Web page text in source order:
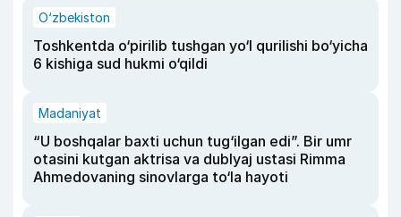
O‘zbekiston
Toshkentda o‘pirilib tushgan yo‘l qurilishi bo‘yicha
6 kishiga sud hukmi o‘qildi
Madaniyat
“U boshqalar baxti uchun tug‘ilgan edi”. Bir umr
otasini kutgan aktrisa va dublyaj ustasi Rimma
Ahmedovaning sinovlarga to‘la hayoti